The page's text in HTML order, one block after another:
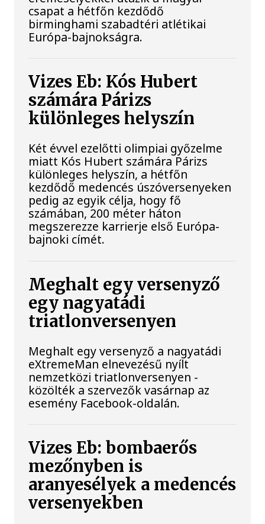
csapat a hétfőn kezdődő
birminghami szabadtéri atlétikai
Európa-bajnokságra.
Vizes Eb: Kós Hubert
számára Párizs
különleges helyszín
Két évvel ezelőtti olimpiai győzelme
miatt Kós Hubert számára Párizs
különleges helyszín, a hétfőn
kezdődő medencés úszóversenyeken
pedig az egyik célja, hogy fő
számában, 200 méter háton
megszerezze karrierje első Európa-
bajnoki címét.
Meghalt egy versenyző
egy nagyatádi
triatlonversenyen
Meghalt egy versenyző a nagyatádi
eXtremeMan elnevezésű nyílt
nemzetközi triatlonversenyen -
közölték a szervezők vasárnap az
esemény Facebook-oldalán.
Vizes Eb: bombaerős
mezőnyben is
aranyesélyek a medencés
versenyekben